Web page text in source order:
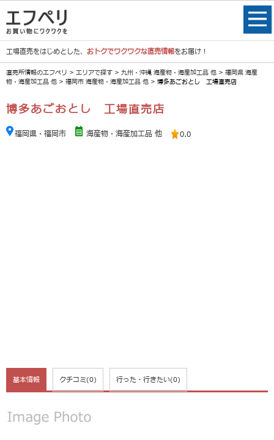
工場直売をはじめとした、 おトクでワクワクな直売情報をお届け！
直売所情報のエフペリ > エリアで探す > 九州・沖縄 海産物・海産加工品 他 > 福岡県 海産
物・海産加工品 他 > 福岡市 海産物・海産加工品 他 > 博多あごおとし 工場直売店
博多あごおとし 工場直売店
福岡県・福岡市 海産物・海産加工品 他 0.0
基本情報 クチコミ(0) 行った・行きたい(0)